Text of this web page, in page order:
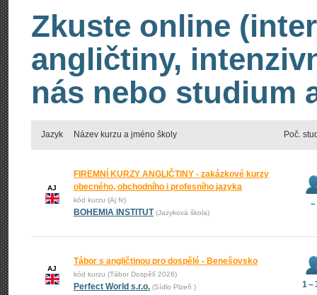
Zkuste online
angličtiny,
nás nebo studium
Jazyk Název kurzu a jméno školy Poč.
AJ
FIREMNÍ KURZY ANGLIČTINY - zakázkové kurzy
obecného, obchodního i profesního jazyka
kód kurzu (Aj fir)
BOHEMIA INSTITUT (Jazyková škola)
–
AJ
Tábor s angličtinou pro dospělé - Benešovsko
kód kurzu (Tábor Dospělí 2026)
Perfect World s.r.o. (Sídlo Plzeň ) 1 –